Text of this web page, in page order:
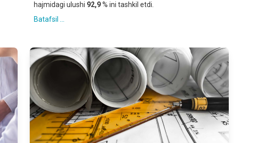
hajmidagi ulushi 92,9% ini tashkil etdi.
Batafsil ...